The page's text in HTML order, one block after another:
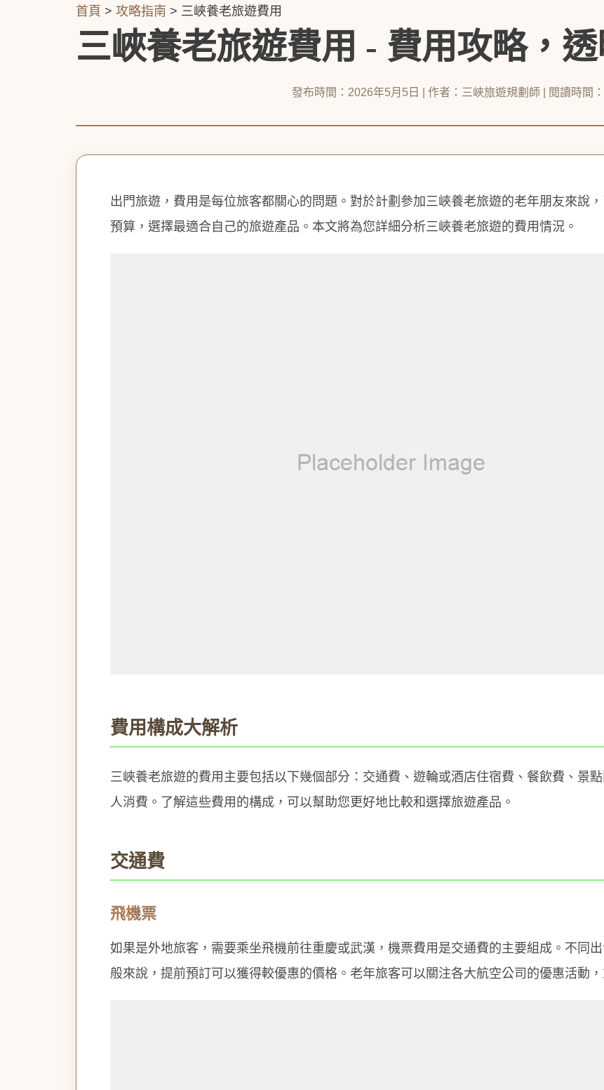
首頁 > 攻略指南 > 三峽養老旅遊費用
三峽養老旅遊費用 - 費用攻略，
發布時間：2026年5月5日 | 作者：三峽旅遊規劃師 | 閱讀時間
出門旅遊，費用是每位旅客都關心的問題。對於計劃參加三峽養老旅遊的老年朋友來說
預算，選擇最適合自己的旅遊產品。本文將為您詳細分析三峽養老旅遊的費用情況。
費用構成大解析
三峽養老旅遊的費用主要包括以下幾個部分：交通費、遊輪或酒店住宿費、餐飲費、景
人消費。了解這些費用的構成，可以幫助您更好地比較和選擇旅遊產品。
交通費
飛機票
如果是外地旅客，需要乘坐飛機前往重慶或武漢，機票費用是交通費的主要組成。不同
般來說，提前預訂可以獲得較優惠的價格。老年旅客可以關注各大航空公司的優惠活動